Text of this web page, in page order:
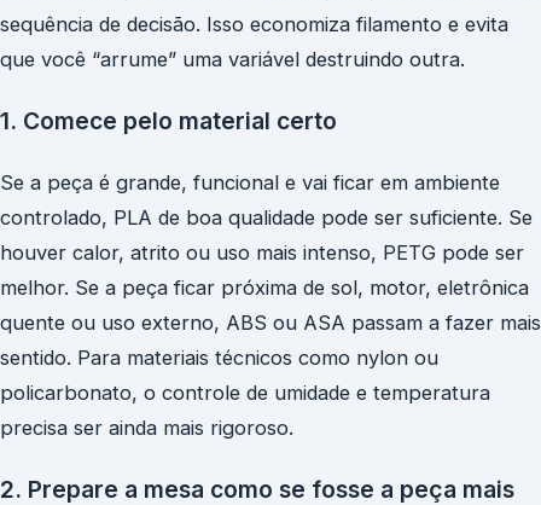
sequência de decisão. Isso economiza filamento e evita
que você “arrume” uma variável destruindo outra.
1. Comece pelo material certo
Se a peça é grande, funcional e vai ficar em ambiente
controlado, PLA de boa qualidade pode ser suficiente. Se
houver calor, atrito ou uso mais intenso, PETG pode ser
melhor. Se a peça ficar próxima de sol, motor, eletrônica
quente ou uso externo, ABS ou ASA passam a fazer mais
sentido. Para materiais técnicos como nylon ou
policarbonato, o controle de umidade e temperatura
precisa ser ainda mais rigoroso.
2. Prepare a mesa como se fosse a peça mais